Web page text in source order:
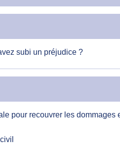
subi un préjudice ?
pour recouvrer les dommages